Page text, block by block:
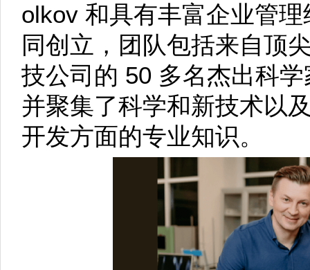
olkov 和具有丰富企业管
同创立，团队包括来自顶
技公司的 50 多名杰出科
并聚集了科学和新技术以
开发方面的专业知识。